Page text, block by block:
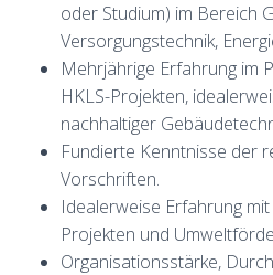
oder Studium) im Bereich
Versorgungstechnik,
Mehrjährige Erfahrung im
HKLS-Projekten,
nachhaltiger
Fundierte Kenntnisse der
Vorschriften.
Idealerweise Erfahrung
Projekten und
Organisationsstärke,